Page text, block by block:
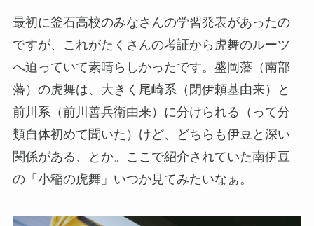
最初に釜石高校のみなさんの学習発表があったの
ですが、これがたくさんの考証から虎舞のルーツ
へ迫っていて素晴らしかったです。盛岡藩（南部
藩）の虎舞は、大きく尾崎系（閉伊頼基由来）と
前川系（前川善兵衛由来）に分けられる（って分
類自体初めて聞いた）けど、どちらも伊豆と深い
関係がある、とか。ここで紹介されていた南伊豆
の「小稲の虎舞」いつか見てみたいなぁ。